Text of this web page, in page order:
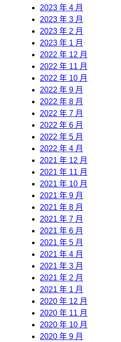
2023 年 4 月
2023 年 3 月
2023 年 2 月
2023 年 1 月
2022 年 12 月
2022 年 11 月
2022 年 10 月
2022 年 9 月
2022 年 8 月
2022 年 7 月
2022 年 6 月
2022 年 5 月
2022 年 4 月
2021 年 12 月
2021 年 11 月
2021 年 10 月
2021 年 9 月
2021 年 8 月
2021 年 7 月
2021 年 6 月
2021 年 5 月
2021 年 4 月
2021 年 3 月
2021 年 2 月
2021 年 1 月
2020 年 12 月
2020 年 11 月
2020 年 10 月
2020 年 9 月